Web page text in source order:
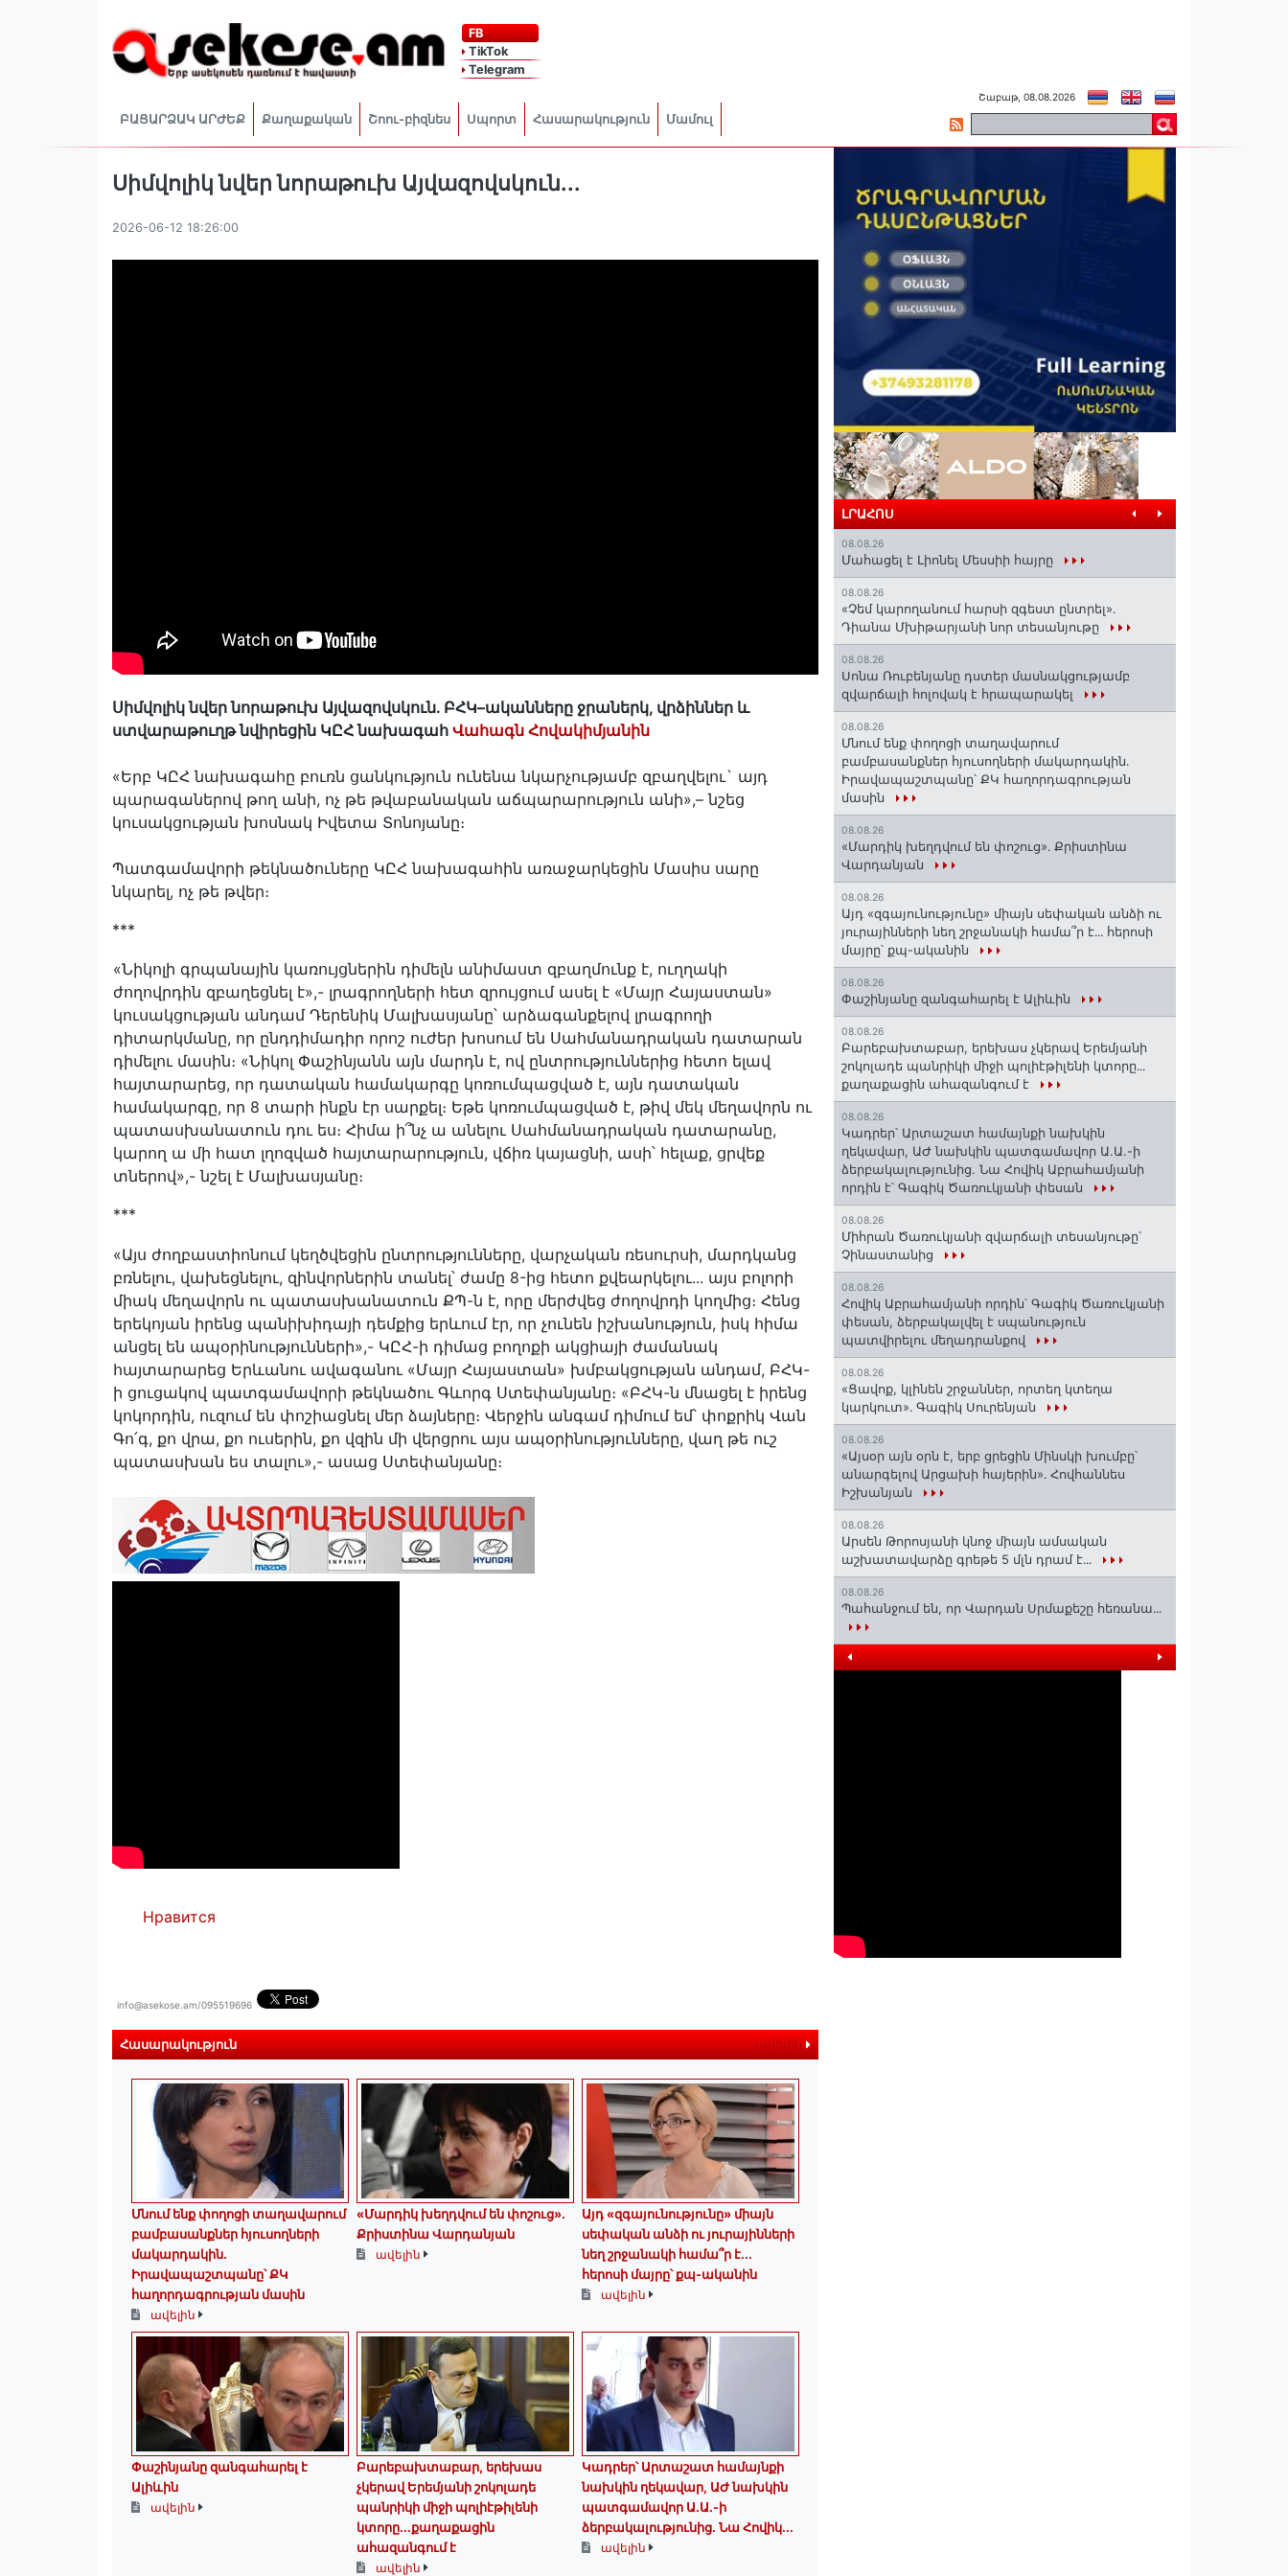
FB
TikTok
Telegram
ԲԱՑԱՐՁԱԿ ԱՐԺԵՔ Քաղաքական Շոու-բիզնես Սպորտ Հասարակություն Մամուլ
Շաբաթ, 08.08.2026
Սիմվոլիկ նվեր նորաթուխ Այվազովսկուն...
2026-06-12 18:26:00
Սիմվոլիկ նվեր նորաթուխ Այվազովսկուն. ԲՀԿ–ականները ջրաներկ, վրձիններ և
ստվարաթուղթ նվիրեցին ԿԸՀ նախագահ Վահագն Հովակիմյանին
«Երբ ԿԸՀ նախագահը բուռն ցանկություն ունենա նկարչությամբ զբաղվելու` այդ
պարագաներով թող անի, ոչ թե թվաբանական աճպարարություն անի»,– նշեց
կուսակցության խոսնակ Իվետա Տոնոյանը։
Պատգամավորի թեկնածուները ԿԸՀ նախագահին առաջարկեցին Մասիս սարը
նկարել, ոչ թե թվեր։
***
«Նիկոլի գրպանային կառույցներին դիմելն անիմաստ զբաղմունք է, ուղղակի
ժողովրդին զբաղեցնել է»,- լրագրողների հետ զրույցում ասել է «Մայր Հայաստան»
կուսակցության անդամ Դերենիկ Մալխասյանը՝ արձագանքելով լրագրողի
դիտարկմանը, որ ընդդիմադիր որոշ ուժեր խոսում են Սահմանադրական դատարան
դիմելու մասին։ «Նիկոլ Փաշինյանն այն մարդն է, ով ընտրություններից հետո ելավ
հայտարարեց, որ դատական համակարգը կոռումպացված է, այն դատական
համակարգը, որ 8 տարի ինքն էր սարքել։ Եթե կոռումպացված է, թիվ մեկ մեղավորն ու
պատասխանատուն դու ես։ Հիմա ի՞նչ ա անելու Սահմանադրական դատարանը,
կարող ա մի հատ լղոզված հայտարարություն, վճիռ կայացնի, ասի՝ հելաք, ցրվեք
տներով»,- նշել է Մալխասյանը։
***
«Այս ժողբաստիոնում կեղծվեցին ընտրությունները, վարչական ռեսուրսի, մարդկանց
բռնելու, վախեցնելու, զինվորներին տանել՝ ժամը 8-ից հետո քվեարկելու... այս բոլորի
միակ մեղավորն ու պատասխանատուն ՔՊ-ն է, որը մերժվեց ժողովրդի կողմից։ Հենց
երեկոյան իրենց պանիխիդայի դեմքից երևում էր, որ չունեն իշխանություն, իսկ հիմա
անցել են ապօրինությունների»,- ԿԸՀ-ի դիմաց բողոքի ակցիայի ժամանակ
հայտարարեց Երևանու ավագանու «Մայր Հայաստան» խմբակցության անդամ, ԲՀԿ-
ի ցուցակով պատգամավորի թեկնածու Գևորգ Ստեփանյանը։ «ԲՀԿ-ն մնացել է իրենց
կոկորդին, ուզում են փոշիացնել մեր ձայները։ Վերջին անգամ դիմում եմ՝ փոքրիկ Վան
Գո՛գ, քո վրա, քո ուսերին, քո վզին մի վերցրու այս ապօրինությունները, վաղ թե ուշ
պատասխան ես տալու»,- ասաց Ստեփանյանը։
Нравится
info@asekose.am/095519696
Հասարակություն ավելին
Մնում ենք փողոցի տաղավարում
բամբասանքներ հյուսողների
մակարդակին․
Իրավապաշտպանը՝ ՔԿ
հաղորդագրության մասին
ավելին
«Մարդիկ խեղդվում են փոշուց»․
Քրիստինա Վարդանյան
ավելին
Այդ «զգայունությունը» միայն
սեփական անձի ու յուրայինների
նեղ շրջանակի համա՞ր է․․․
հերոսի մայրը՝ քպ-ականին
ավելին
Փաշինյանը զանգահարել է
Ալիևին
ավելին
Բարեբախտաբար, երեխաս
չկերավ Երեմյանի շոկոլադե
պանրիկի միջի պոլիէթիլենի
կտորը․․․քաղաքացին
ահազանգում է
ավելին
Կադրեր՝ Արտաշատ համայնքի
նախկին ղեկավար, ԱԺ նախկին
պատգամավոր Ա.Ա.-ի
ձերբակալությունից. Նա Հովիկ...
ավելին
ԼՐԱՀՈՍ
08.08.26
Մահացել է Լիոնել Մեսսիի հայրը
08.08.26
«Չեմ կարողանում հարսի զգեստ ընտրել».
Դիանա Մխիթարյանի նոր տեսանյութը
08.08.26
Սոնա Ռուբենյանը դստեր մասնակցությամբ
զվարճալի հոլովակ է հրապարակել
08.08.26
Մնում ենք փողոցի տաղավարում
բամբասանքներ հյուսողների մակարդակին․
Իրավապաշտպանը՝ ՔԿ հաղորդագրության
մասին
08.08.26
«Մարդիկ խեղդվում են փոշուց»․ Քրիստինա
Վարդանյան
08.08.26
Այդ «զգայունությունը» միայն սեփական անձի ու
յուրայինների նեղ շրջանակի համա՞ր է․․․ հերոսի
մայրը՝ քպ-ականին
08.08.26
Փաշինյանը զանգահարել է Ալիևին
08.08.26
Բարեբախտաբար, երեխաս չկերավ Երեմյանի
շոկոլադե պանրիկի միջի պոլիէթիլենի կտորը․․․
քաղաքացին ահազանգում է
08.08.26
Կադրեր՝ Արտաշատ համայնքի նախկին
ղեկավար, ԱԺ նախկին պատգամավոր Ա.Ա.-ի
ձերբակալությունից. Նա Հովիկ Աբրահամյանի
որդին է՝ Գագիկ Ծառուկյանի փեսան
08.08.26
Միհրան Ծառուկյանի զվարճալի տեսանյութը՝
Չինաստանից
08.08.26
Հովիկ Աբրահամյանի որդին՝ Գագիկ Ծառուկյանի
փեսան, ձերբակալվել է սպանություն
պատվիրելու մեղադրանքով
08.08.26
«Ցավոք, կլինեն շրջաններ, որտեղ կտեղա
կարկուտ»․ Գագիկ Սուրենյան
08.08.26
«Այսօր այն օրն է, երբ ցրեցին Մինսկի խումբը՝
անարգելով Արցախի հայերին»․ Հովհաննես
Իշխանյան
08.08.26
Արսեն Թորոսյանի կնոջ միայն ամսական
աշխատավարձը գրեթե 5 մլն դրամ է․․․
08.08.26
Պահանջում են, որ Վարդան Սրմաքեշը հեռանա․․․